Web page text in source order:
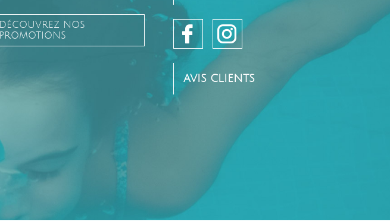
DÉCOUVREZ NOS
PROMOTIONS
AVIS CLIENTS